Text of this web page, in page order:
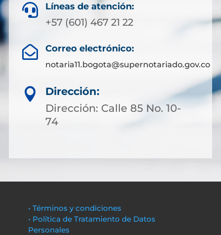
 Líneas de atención:
+57 (601) 467 21 22
 Correo electrónico:
notaria11.bogota@supernotariado.gov.co

Dirección:
Dirección: Calle 85 No. 10-
74
• Términos y condiciones
• Política de Tratamiento de Datos
Personales